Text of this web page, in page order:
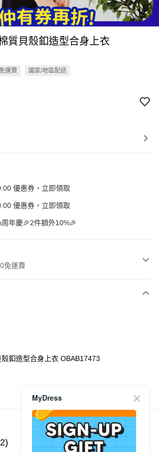
質貝殼釦造型合身上衣
運費 國家/地區配送
優惠券，立即領取
優惠券，立即領取
年慶🎉2件額外10%🎉
免運費
或以上免運費
釦造型合身上衣 OBAB17473
商品推薦
MyDress